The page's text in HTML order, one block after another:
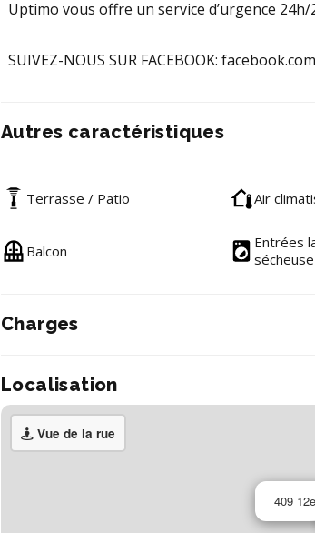
Uptimo vous offre un service d’urgence 24h/
SUIVEZ-NOUS SUR FACEBOOK:
Autres caractéristiques
Terrasse / Patio Air
Balcon
Entrées
sécheuse
Charges
Localisation
Vue de la rue
409